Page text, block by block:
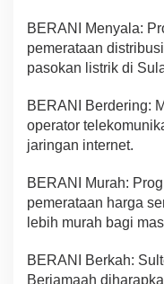
BERANI Menyala:
pemerataan
pasokan listrik di
BERANI Berdering:
operator
jaringan internet.
BERANI Murah:
pemerataan harga
lebih murah bagi
BERANI Berkah:
Berjamaah